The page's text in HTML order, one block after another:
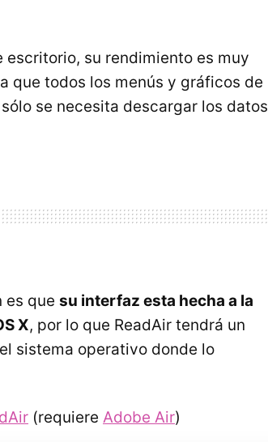
su rendimiento es muy
que todos los menús y gráficos de
se necesita descargar los datos
es que su interfaz esta hecha a la
X, por lo que ReadAir tendrá un
sistema operativo donde lo
(requiere Adobe Air)